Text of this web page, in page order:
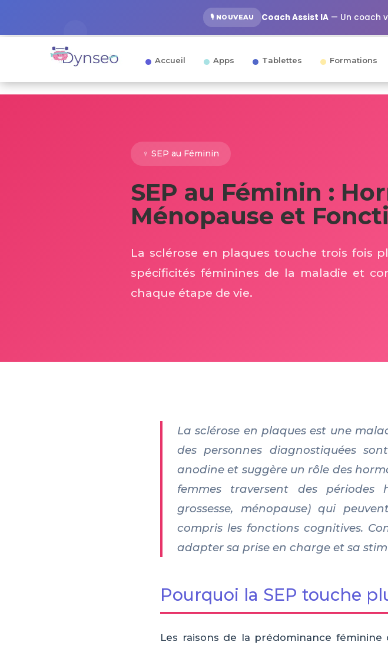
🎙️ NOUVEAU Coach Assist IA— Un coach
Accueil Apps Tablettes Formations
♀️ SEP au Féminin
SEP au Féminin :
Ménopause et
La sclérose en plaques touche trois fois
spécificités féminines de la maladie et
chaque étape de vie.
La sclérose en plaques est une
des personnes diagnostiquées
anodine et suggère un rôle des
femmes traversent des périodes
grossesse, ménopause) qui
compris les fonctions cognitives.
adapter sa prise en charge et sa
Pourquoi la SEP touche
Les raisons de la prédominance